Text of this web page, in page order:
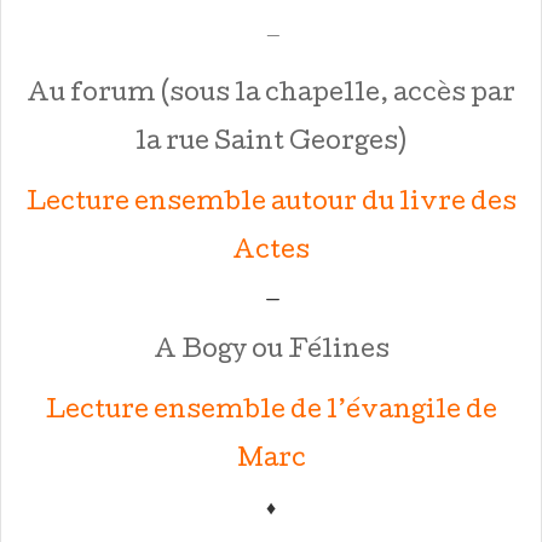
—
Au forum (sous la chapelle, accès par
la rue Saint Georges)
Lecture ensemble autour du livre des
Actes
—
A Bogy ou Félines
Lecture ensemble de l’évangile de
Marc
♦